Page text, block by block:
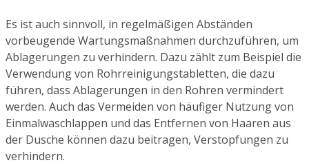
Es ist auch sinnvoll, in regelmäßigen Abständen
vorbeugende Wartungsmaßnahmen durchzuführen, um
Ablagerungen zu verhindern. Dazu zählt zum Beispiel die
Verwendung von Rohrreinigungstabletten, die dazu
führen, dass Ablagerungen in den Rohren vermindert
werden. Auch das Vermeiden von häufiger Nutzung von
Einmalwaschlappen und das Entfernen von Haaren aus
der Dusche können dazu beitragen, Verstopfungen zu
verhindern.